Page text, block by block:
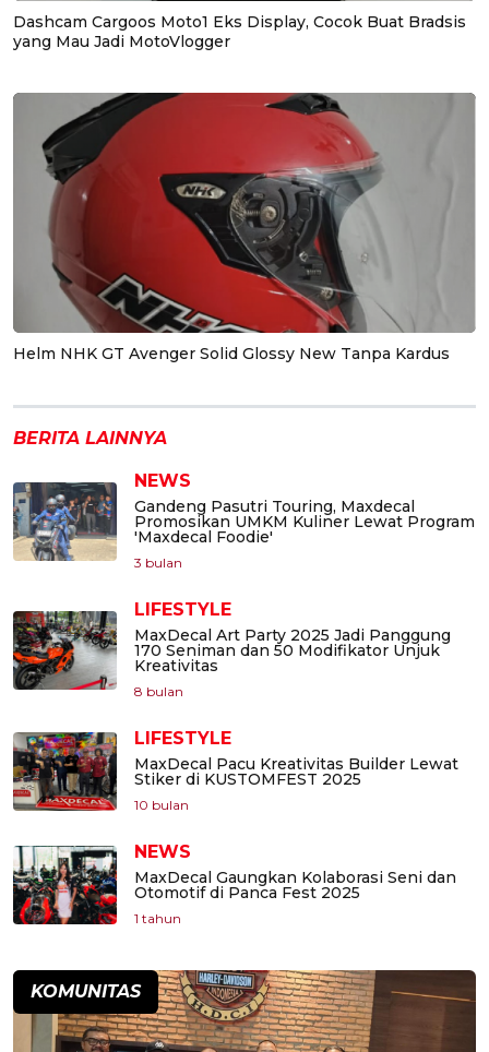
Dashcam Cargoos Moto1 Eks Display, Cocok Buat Bradsis
yang Mau Jadi MotoVlogger
Helm NHK GT Avenger Solid Glossy New Tanpa Kardus
BERITA LAINNYA
NEWS
Gandeng Pasutri Touring, Maxdecal
Promosikan UMKM Kuliner Lewat Program
'Maxdecal Foodie'
3 bulan
LIFESTYLE
MaxDecal Art Party 2025 Jadi Panggung
170 Seniman dan 50 Modifikator Unjuk
Kreativitas
8 bulan
LIFESTYLE
MaxDecal Pacu Kreativitas Builder Lewat
Stiker di KUSTOMFEST 2025
10 bulan
NEWS
MaxDecal Gaungkan Kolaborasi Seni dan
Otomotif di Panca Fest 2025
1 tahun
KOMUNITAS